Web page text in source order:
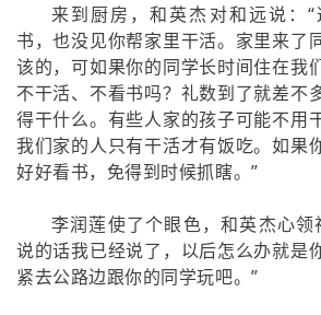
来到厨房，和英杰对和远说：
书，也没见你帮家里干活。家里来了
该的，可如果你的同学长时间住在我
不干活、不看书吗？礼数到了就差不
得干什么。有些人家的孩子可能不用
我们家的人只有干活才有饭吃。如果
好好看书，免得到时候抓瞎。”
李润莲使了个眼色，和英杰心领
说的话我已经说了，以后怎么办就是
紧去公路边跟你的同学玩吧。”